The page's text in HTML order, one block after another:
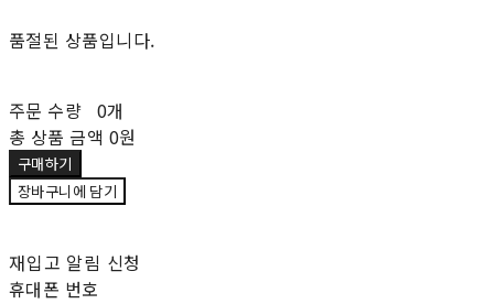
품절된 상품입니다.
주문 수량 0개
총 상품 금액 0원
구매하기
장바구니에 담기
재입고 알림 신청
휴대폰 번호